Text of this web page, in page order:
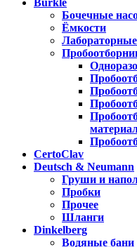
Bürkle
Бочечные
Ёмкости
CertoClav
Deutsch & Neumann
Груши и
Пробки
Прочее
Шланги
Dinkelberg
Водяные бани